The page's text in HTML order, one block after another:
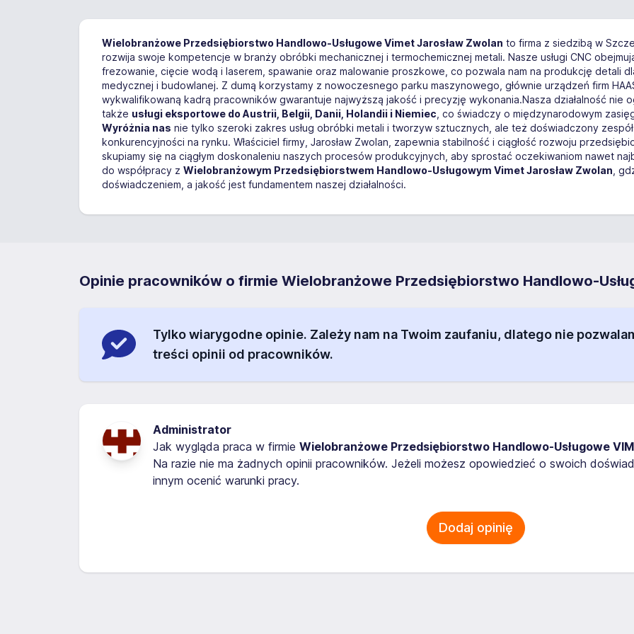
Wielobranżowe Przedsiębiorstwo Handlowo-Usługowe Vimet Jarosław Zwolan to firma z siedzibą w
rozwija swoje kompetencje w branży obróbki mechanicznej i termochemicznej metali. Nasze usługi CNC
frezowanie, cięcie wodą i laserem, spawanie oraz malowanie proszkowe, co pozwala nam na produkcję detali
medycznej i budowlanej. Z dumą korzystamy z nowoczesnego parku maszynowego, głównie urządzeń firm
wykwalifikowaną kadrą pracowników gwarantuje najwyższą jakość i precyzję wykonania.Nasza działalność nie
także usługi eksportowe do Austrii, Belgii, Danii, Holandii i Niemiec , co świadczy o międzynarodowym
Wyróżnia nas nie tylko szeroki zakres usług obróbki metali i tworzyw sztucznych, ale też doświadczony
konkurencyjności na rynku. Właściciel firmy, Jarosław Zwolan, zapewnia stabilność i ciągłość rozwoju
skupiamy się na ciągłym doskonaleniu naszych procesów produkcyjnych, aby sprostać oczekiwaniom nawet
do współpracy z Wielobranżowym Przedsiębiorstwem Handlowo-Usługowym Vimet Jarosław Zwolan ,
doświadczeniem, a jakość jest fundamentem naszej działalności.
Opinie pracowników o firmie Wielobranżowe Przedsiębiorstwo Handlowo-
Tylko wiarygodne opinie. Zależy nam na Twoim zaufaniu, dlatego nie
treści opinii od pracowników.
Administrator
Jak wygląda praca w firmie Wielobranżowe Przedsiębiorstwo Handlowo-Usługowe
Na razie nie ma żadnych opinii pracowników. Jeżeli możesz opowiedzieć o swoich
innym ocenić warunki pracy.
Dodaj opinię